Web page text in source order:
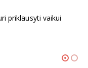
priklausyti vaikui